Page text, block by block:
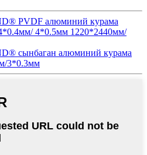
PVDF алюминий курама
4*0.5мм 1220*2440мм/
сынбаган алюминий курама
3*0.3мм